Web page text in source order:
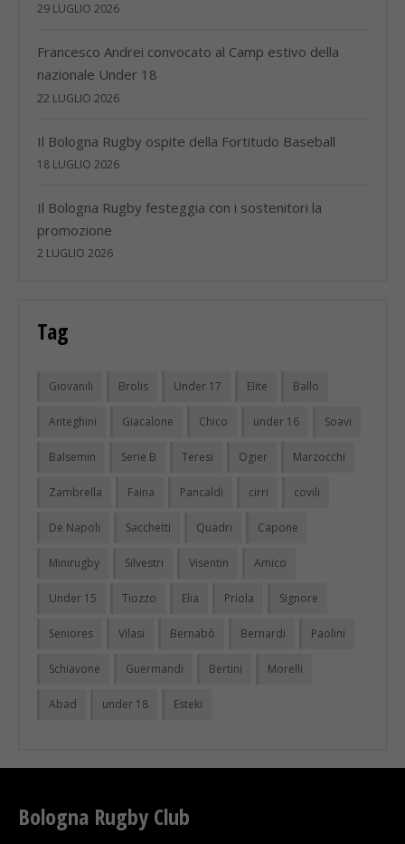
29 LUGLIO 2026
Francesco Andrei convocato al Camp estivo della
nazionale Under 18
22 LUGLIO 2026
Il Bologna Rugby ospite della Fortitudo Baseball
18 LUGLIO 2026
Il Bologna Rugby festeggia con i sostenitori la
promozione
2 LUGLIO 2026
Tag
Giovanili Brolis Under 17 Elite Ballo
Anteghini Giacalone Chico under 16 Soavi
Balsemin Serie B Teresi Ogier Marzocchi
Zambrella Faina Pancaldi cirri covili
De Napoli Sacchetti Quadri Capone
Minirugby Silvestri Visentin Amico
Under 15 Tiozzo Elia Priola Signore
Seniores Vilasi Bernabò Bernardi Paolini
Schiavone Guermandi Bertini Morelli
Abad under 18 Esteki
Bologna Rugby Club